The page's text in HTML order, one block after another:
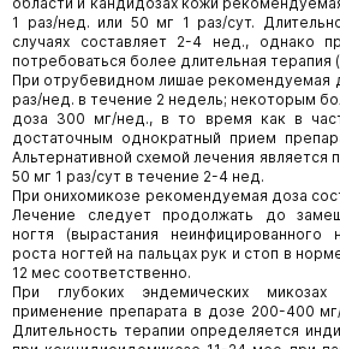
1 раз/нед. или 50 мг 1 раз/сут.
случаях составляет 2-4 нед., однако
потребоваться более длительная терапия
При отрубевидном лишае рекомендуемая
раз/нед. в течение 2 недель; некоторым
доза 300 мг/нед., в то время как в
достаточным однократный прием
Альтернативной схемой лечения является
50 мг 1 раз/сут в течение 2-4 нед.
При онихомикозе рекомендуемая доза
Лечение следует продолжать до
ногтя (вырастания неинфицированного
роста ногтей на пальцах рук и стоп в
12 мес соответственно.
При глубоких эндемических микозах
применение препарата в дозе 200-400
Длительность терапии определяется